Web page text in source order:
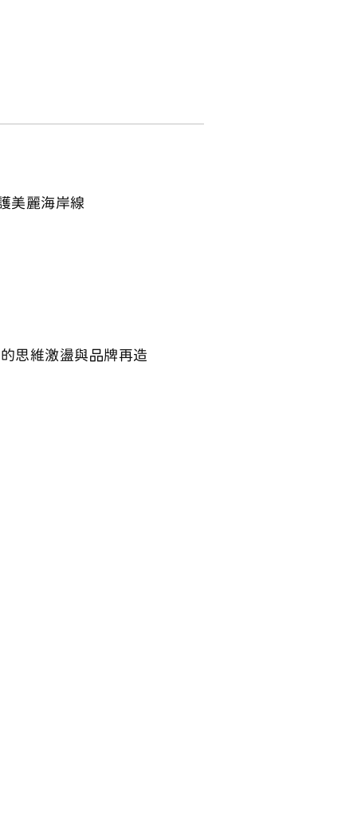
美麗海岸線
思維激盪與品牌再造